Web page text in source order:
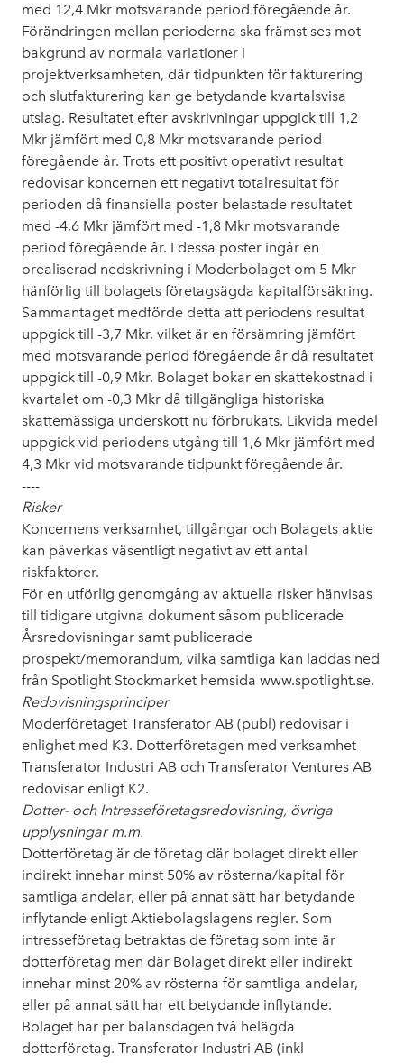
med 12,4 Mkr motsvarande period föregående år.
Förändringen mellan perioderna ska främst ses mot
bakgrund av normala variationer i
projektverksamheten, där tidpunkten för fakturering
och slutfakturering kan ge betydande kvartalsvisa
utslag. Resultatet efter avskrivningar uppgick till 1,2
Mkr jämfört med 0,8 Mkr motsvarande period
föregående år. Trots ett positivt operativt resultat
redovisar koncernen ett negativt totalresultat för
perioden då finansiella poster belastade resultatet
med -4,6 Mkr jämfört med -1,8 Mkr motsvarande
period föregående år. I dessa poster ingår en
orealiserad nedskrivning i Moderbolaget om 5 Mkr
hänförlig till bolagets företagsägda kapitalförsäkring.
Sammantaget medförde detta att periodens resultat
uppgick till -3,7 Mkr, vilket är en försämring jämfört
med motsvarande period föregående år då resultatet
uppgick till -0,9 Mkr. Bolaget bokar en skattekostnad i
kvartalet om -0,3 Mkr då tillgängliga historiska
skattemässiga underskott nu förbrukats. Likvida medel
uppgick vid periodens utgång till 1,6 Mkr jämfört med
4,3 Mkr vid motsvarande tidpunkt föregående år.
----
Risker
Koncernens verksamhet, tillgångar och Bolagets aktie
kan påverkas väsentligt negativt av ett antal
riskfaktorer.
För en utförlig genomgång av aktuella risker hänvisas
till tidigare utgivna dokument såsom publicerade
Årsredovisningar samt publicerade
prospekt/memorandum, vilka samtliga kan laddas ned
från Spotlight Stockmarket hemsida www.spotlight.se.
Redovisningsprinciper
Moderföretaget Transferator AB (publ) redovisar i
enlighet med K3. Dotterföretagen med verksamhet
Transferator Industri AB och Transferator Ventures AB
redovisar enligt K2.
Dotter- och Intresseföretagsredovisning, övriga
upplysningar m.m.
Dotterföretag är de företag där bolaget direkt eller
indirekt innehar minst 50% av rösterna/kapital för
samtliga andelar, eller på annat sätt har betydande
inflytande enligt Aktiebolagslagens regler. Som
intresseföretag betraktas de företag som inte är
dotterföretag men där Bolaget direkt eller indirekt
innehar minst 20% av rösterna för samtliga andelar,
eller på annat sätt har ett betydande inflytande.
Bolaget har per balansdagen två helägda
dotterföretag. Transferator Industri AB (inkl